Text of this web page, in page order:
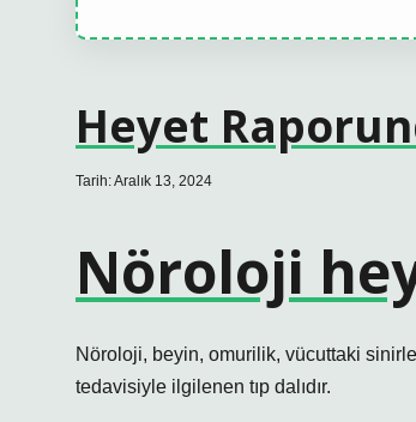
Heyet
Tarih: Aralık 13, 2024
Nöroloji
Nöroloji, beyin, omurilik, vücuttaki
tedavisiyle ilgilenen tıp dalıdır.